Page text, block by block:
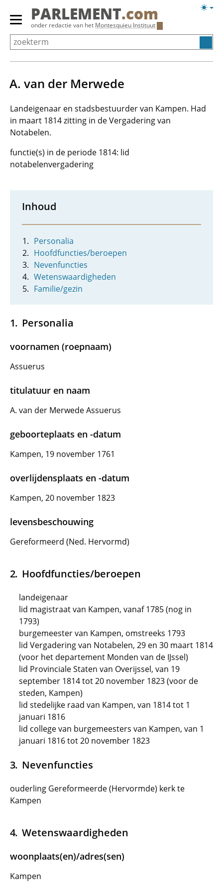
Overslaan
Primair
menu
tonen/verbergen
PARLEMENT.com
onder redactie van het Montesquieu Instituut
A. van der Merwede
Landeigenaar en stadsbestuurder van Kampen. Had
in maart 1814 zitting in de Vergadering van
Notabelen.
functie(s) in de periode 1814: lid
notabelenvergadering
Inhoud
Personalia
Hoofdfuncties/beroepen
Nevenfuncties
Wetenswaardigheden
Familie/gezin
Personalia
voornamen (roepnaam)
Assuerus
titulatuur en naam
A. van der Merwede Assuerus
geboorteplaats en -datum
Kampen, 19 november 1761
overlijdensplaats en -datum
Kampen, 20 november 1823
levensbeschouwing
Gereformeerd (Ned. Hervormd)
Hoofdfuncties/beroepen
landeigenaar
lid magistraat van Kampen, vanaf 1785 (nog in
1793)
burgemeester van Kampen, omstreeks 1793
lid Vergadering van Notabelen, 29 en 30 maart 1814
(voor het departement Monden van de IJssel)
lid Provinciale Staten van Overijssel, van 19
september 1814 tot 20 november 1823 (voor de
steden, Kampen)
lid stedelijke raad van Kampen, van 1814 tot 1
januari 1816
lid college van burgemeesters van Kampen, van 1
januari 1816 tot 20 november 1823
Nevenfuncties
ouderling Gereformeerde (Hervormde) kerk te
Kampen
Wetenswaardigheden
woonplaats(en)/adres(sen)
Kampen